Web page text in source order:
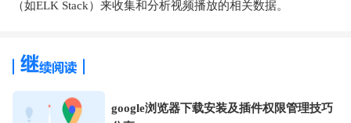
（如ELK Stack）来收集和分析视频播放的相关数据。
google浏览器下载安装及插件权限管理技巧